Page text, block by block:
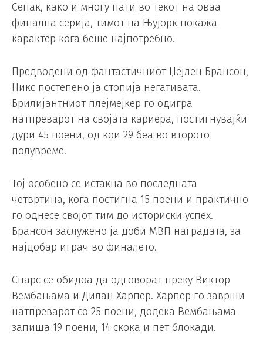
Сепак, како и многу пати во текот на оваа
финална серија, тимот на Њујорк покажа
карактер кога беше најпотребно.
Предводени од фантастичниот Џејлен Брансон,
Никс постепено ја стопија негативата.
Брилијантниот плејмејкер го одигра
натпреварот на својата кариера, постигнувајќи
дури 45 поени, од кои 29 беа во второто
полувреме.
Тој особено се истакна во последната
четвртина, кога постигна 15 поени и практично
го однесе својот тим до историски успех.
Брансон заслужено ја доби МВП наградата, за
најдобар играч во финалето.
Спарс се обидоа да одговорат преку Виктор
Вембањама и Дилан Харпер. Харпер го заврши
натпреварот со 25 поени, додека Вембањама
запиша 19 поени, 14 скока и пет блокади.